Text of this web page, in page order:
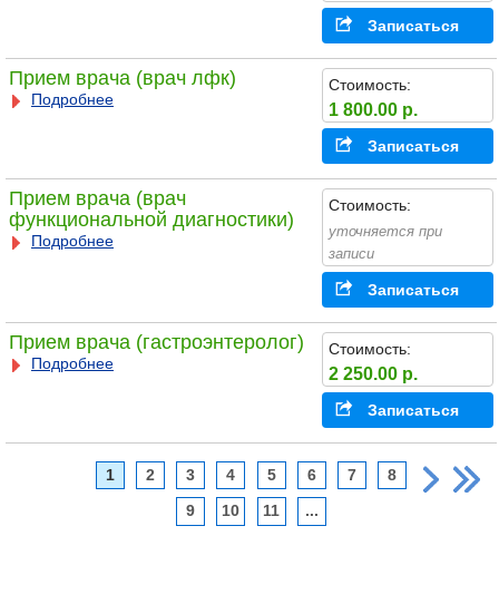
Записаться
Прием врача (врач лфк)
Подробнее
Стоимость:
1 800.00 р.
Записаться
Прием врача (врач
функциональной диагностики)
Подробнее
Стоимость:
уточняется при
записи
Записаться
Прием врача (гастроэнтеролог)
Подробнее
Стоимость:
2 250.00 р.
Записаться
1 2 3 4 5 6 7 8
9 10 11 ...